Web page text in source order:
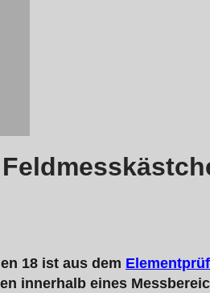
18 ist aus dem
innerhalb eines